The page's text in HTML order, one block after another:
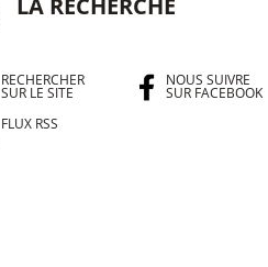
LA RECHERCHE
RECHERCHER
SUR LE SITE
NOUS SUIVRE
SUR FACEBOOK
FLUX RSS